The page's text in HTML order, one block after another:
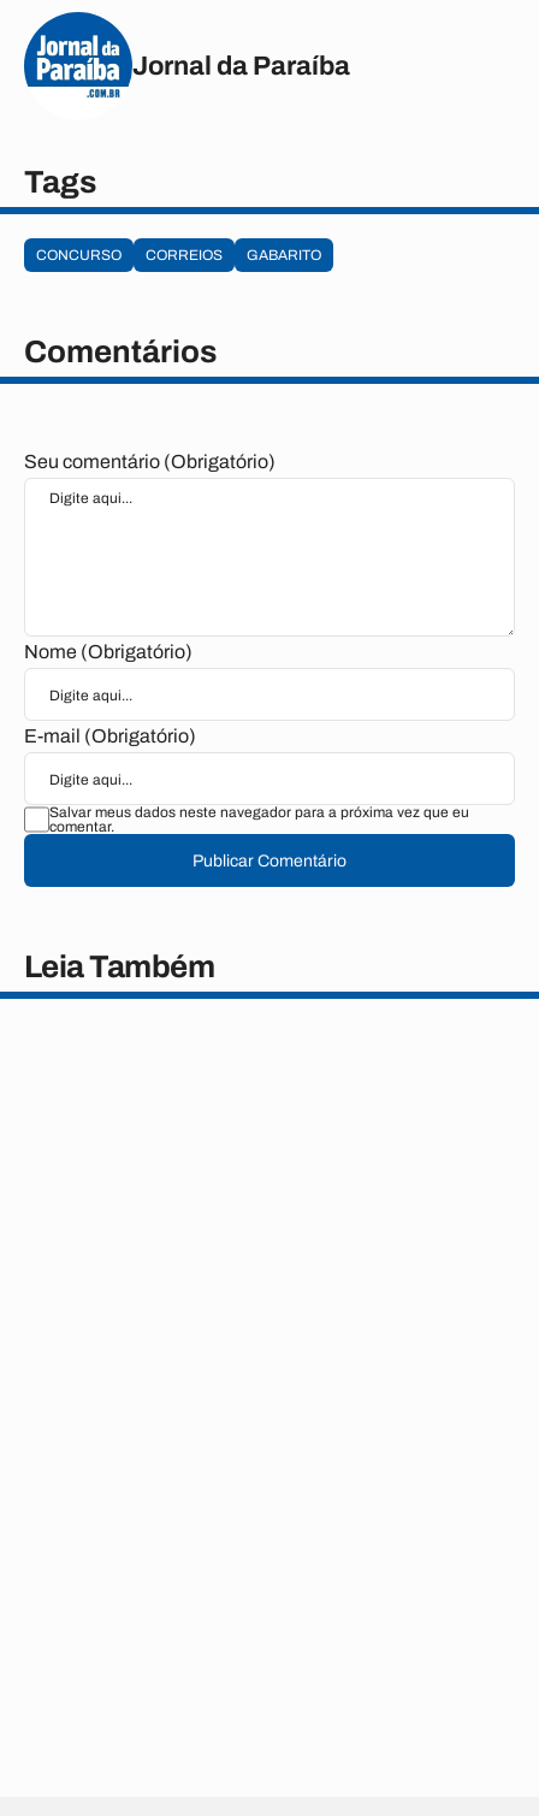
Jornal da Paraíba
Tags
CONCURSO CORREIOS GABARITO
Comentários
Seu comentário (Obrigatório)
Nome (Obrigatório)
E-mail (Obrigatório)
Salvar meus dados neste navegador para a próxima vez que eu
comentar.
Publicar Comentário
Leia Também